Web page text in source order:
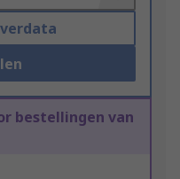
bestellingen van